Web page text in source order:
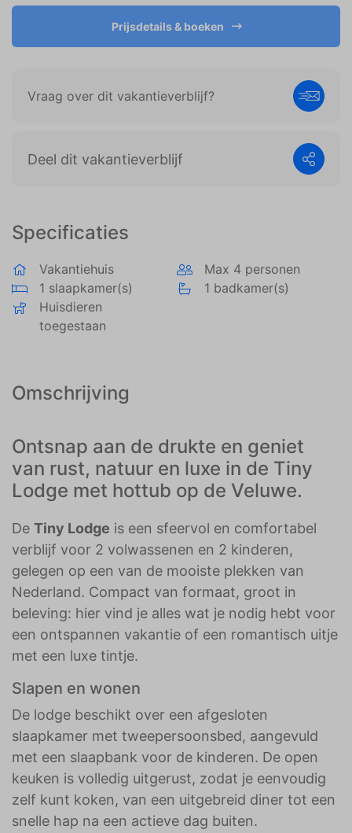
Specificaties
Vakantiehuis
Max 4 personen
1 slaapkamer(s)
1 badkamer(s)
Huisdieren
toegestaan
Omschrijving
Ontsnap aan de drukte en geniet
van rust, natuur en luxe in de Tiny
Lodge met hottub op de Veluwe.
De Tiny Lodge is een sfeervol en comfortabel
verblijf voor 2 volwassenen en 2 kinderen,
gelegen op een van de mooiste plekken van
Nederland. Compact van formaat, groot in
beleving: hier vind je alles wat je nodig hebt voor
een ontspannen vakantie of een romantisch uitje
met een luxe tintje.
Slapen en wonen
De lodge beschikt over een afgesloten
slaapkamer met tweepersoonsbed, aangevuld
met een slaapbank voor de kinderen. De open
keuken is volledig uitgerust, zodat je eenvoudig
zelf kunt koken, van een uitgebreid diner tot een
snelle hap na een actieve dag buiten.
Prijsdetails & boeken
Vraag over dit vakantieverblijf?
Deel dit vakantieverblijf
weergeven die zijn afgestemd op en relevant zijn
voor de individuele gebruiker. Deze advertenties